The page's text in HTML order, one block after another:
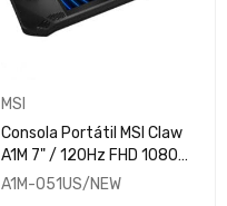
MSI
Consola Portátil MSI Claw
A1M 7" / 120Hz FHD 1080P
Gaming Handheld / Intel
A1M-051US/NEW